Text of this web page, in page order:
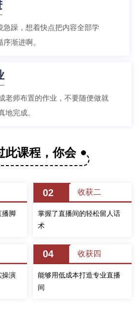
急躁，想着快点把内容全部学
渐进啊。
老师布置的作业，不要随便做就
地完成。
此课程，你会
播脚
02 收获二
掌握了直播间的轻松留人话
术
操演
04 收获四
能够用低成本打造专业直播
间